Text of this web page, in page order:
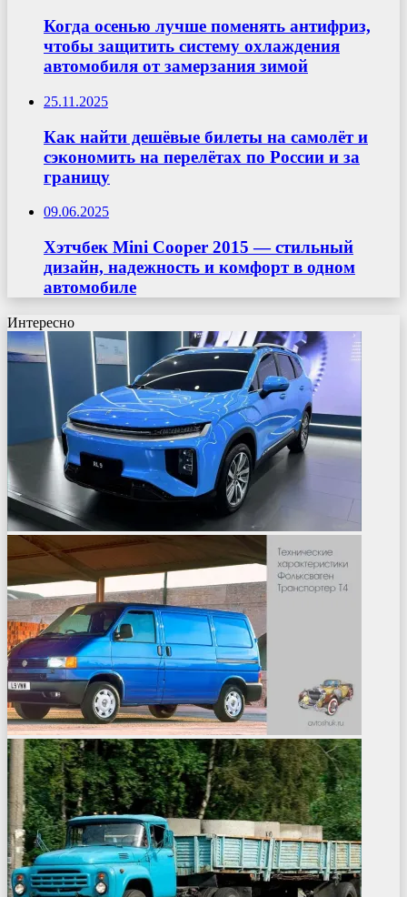
Когда осенью лучше поменять антифриз,
чтобы защитить систему охлаждения
автомобиля от замерзания зимой
25.11.2025
Как найти дешёвые билеты на самолёт и
сэкономить на перелётах по России и за
границу
09.06.2025
Хэтчбек Mini Cooper 2015 — стильный
дизайн, надежность и комфорт в одном
автомобиле
Интересно